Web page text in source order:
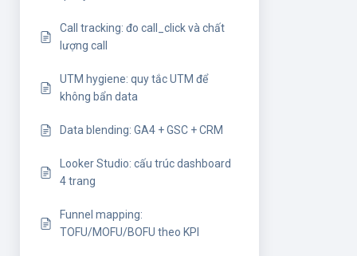
Call tracking: đo call_click và chất
lượng call
UTM hygiene: quy tắc UTM để
không bẩn data
Data blending: GA4 + GSC + CRM
Looker Studio: cấu trúc dashboard
4 trang
Funnel mapping:
TOFU/MOFU/BOFU theo KPI